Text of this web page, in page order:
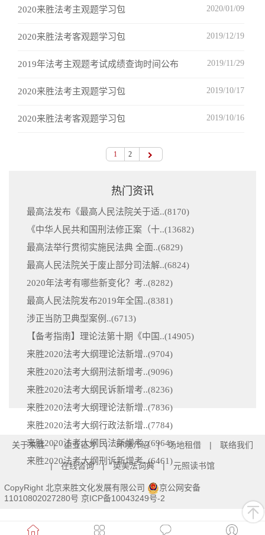
2020来胜法考主观题学习包 2020/01/09
2020来胜法考客观题学习包 2019/12/19
2019年法考主观题考试成绩查询时间公布 2019/11/29
2020来胜法考主观题学习包 2019/10/17
2020来胜法考客观题学习包 2019/10/16
1 2
热门资讯
最高法发布《最高人民法院关于适..(8170)
《中华人民共和国刑法修正案（十..(13682)
最高法举行贯彻实施民法典 全面..(6829)
最高人民法院关于废止部分司法解..(6824)
2020年法考有哪些新变化？考..(8282)
最高人民法院发布2019年全国..(8381)
涉正当防卫典型案例..(6713)
【备考指南】理论法第十期《中国..(14905)
来胜2020法考大纲理论法新增..(9704)
来胜2020法考大纲刑法新增考..(9096)
来胜2020法考大纲民诉新增考..(8236)
来胜2020法考大纲理论法新增..(7836)
来胜2020法考大纲行政法新增..(7784)
来胜2020法考大纲民法新增考..(6964)
来胜2020法考大纲刑诉新增考..(6461)
关于来胜 企业征才 环境介绍 场地租借 联络我们
在线咨询 英美法词典 元照读书馆
CopyRight 北京来胜文化发展有限公司
京公网安备
11010802027280号 京ICP备10043249号-2